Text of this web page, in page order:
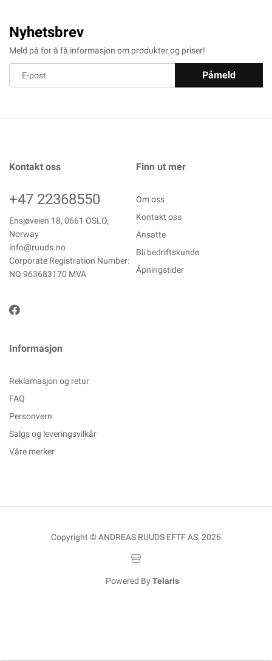
Nyhetsbrev
Meld på for å få informasjon om produkter og priser!
Påmeld
Kontakt oss
+47 22368550
Ensjøveien 18, 0661 OSLO,
Norway
info@ruuds.no
Corporate Registration Number:
NO 963683170 MVA
Finn ut mer
Om oss
Kontakt oss
Ansatte
Bli bedriftskunde
Åpningstider
Informasjon
Reklamasjon og retur
FAQ
Personvern
Salgs og leveringsvilkår
Våre merker
Copyright © ANDREAS RUUDS EFTF AS, 2026
Powered By Telaris